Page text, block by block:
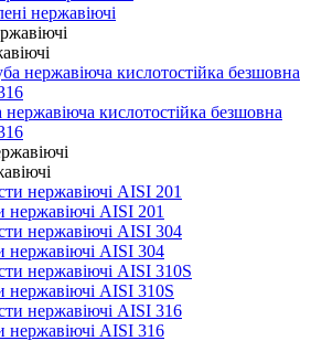
нержавіючі
нержавіюча кислотостійка безшовна
нержавіючі AISI 201
нержавіючі AISI 304
нержавіючі AISI 310S
нержавіючі AISI 316